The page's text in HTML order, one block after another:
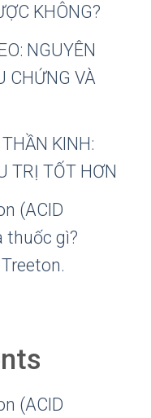
KHÔNG?
NGUYÊN
CHỨNG VÀ
KINH:
TRỊ TỐT HƠN
(ACID
thuốc gì?
(ACID